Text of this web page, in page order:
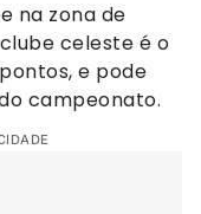
na zona de
celeste é o
e pode
campeonato.